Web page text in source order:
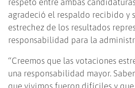
agradeció el respaldo recibido y
estrechez de los resultados
responsabilidad para la
“Creemos que las votaciones
una responsabilidad mayor.
que vivimos fueron difíciles y